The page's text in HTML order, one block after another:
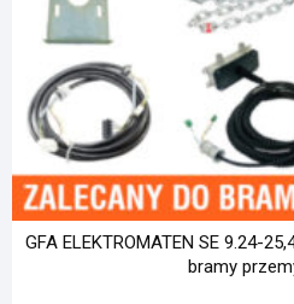
GFA ELEKTROMATEN SE 9.24-
bramy